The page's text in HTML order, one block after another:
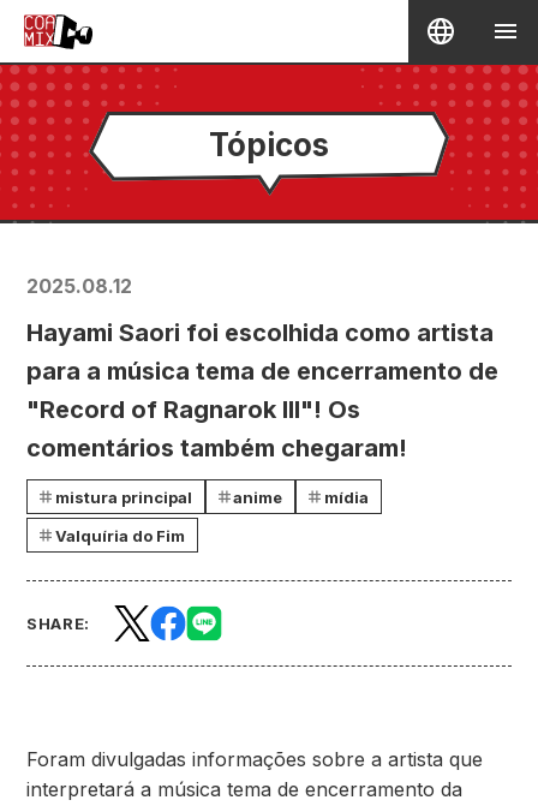
Tópicos
2025.08.12
Hayami Saori foi escolhida como artista
para a música tema de encerramento de
"Record of Ragnarok III"! Os
comentários também chegaram!
mistura principal anime
mídia
Valquíria do Fim
SHARE:
Foram divulgadas informações sobre a artista que
interpretará a música tema de encerramento da